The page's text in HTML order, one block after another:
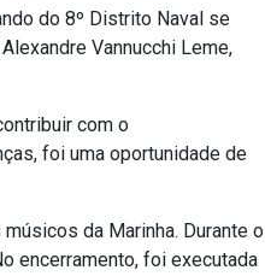
do 8º Distrito Naval se
Vannucchi Leme,
com o
foi uma oportunidade de
da Marinha. Durante o
encerramento, foi executada